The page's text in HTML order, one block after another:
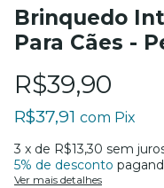
Brinquedo
Para Cães -
R$39,90
R$37,91 com Pix
3 x de R$13,30 sem
5% de desconto
Ver mais detalhes